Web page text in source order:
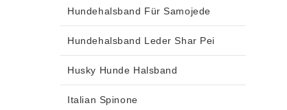
Hundehalsband Für Samojede
Hundehalsband Leder Shar Pei
Husky Hunde Halsband
Italian Spinone